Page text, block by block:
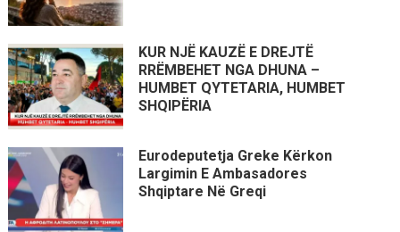
KUR NJË KAUZË E DREJTË
RRËMBEHET NGA DHUNA –
HUMBET QYTETARIA, HUMBET
SHQIPËRIA
Eurodeputetja Greke Kërkon
Largimin E Ambasadores
Shqiptare Në Greqi